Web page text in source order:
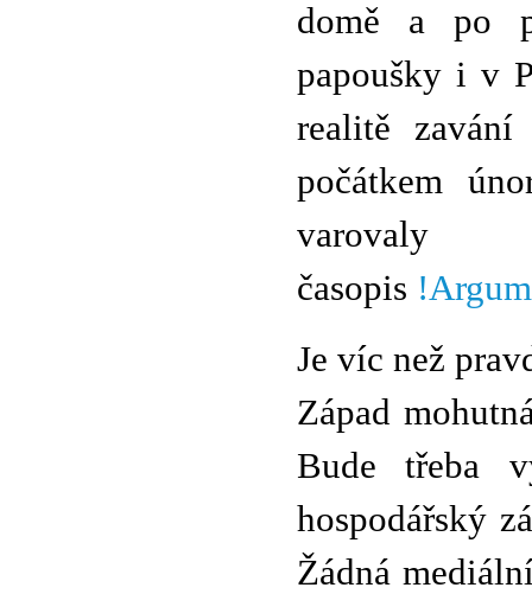
domě a po
papoušky i v
realitě
počátkem
časopis
Je víc než
Západ
Bude třeba
hospodářský
Žádná